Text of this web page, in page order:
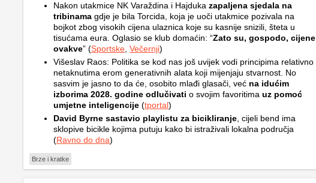
Nakon utakmice NK Varaždina i Hajduka zapaljena sjedala na
tribinama gdje je bila Torcida, koja je uoči utakmice pozivala na
bojkot zbog visokih cijena ulaznica koje su kasnije snizili, šteta u
tisućama eura. Oglasio se klub domaćin: “Zato su, gospodo, cijene
ovakve” (Sportske Večernji)
Višeslav Raos: Politika se kod nas još uvijek vodi principima relativno
netaknutima erom generativnih alata koji mijenjaju stvarnost. No
sasvim je jasno to da će, osobito mlađi glasači, već na idućim
izborima 2028. godine odlučivati o svojim favoritima uz pomoć
umjetne inteligencije (tportal)
David Byrne sastavio playlistu za bicikliranje , cijeli bend ima
sklopive bicikle kojima putuju kako bi istraživali lokalna područja
(Ravno do dna)
Brze i kratke